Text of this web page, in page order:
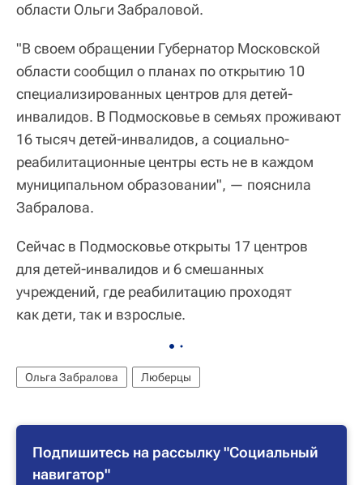
области Ольги Забраловой.
"В своем обращении Губернатор Московской
области сообщил о планах по открытию 10
специализированных центров для детей-
инвалидов. В Подмосковье в семьях проживают
16 тысяч детей-инвалидов, а социально-
реабилитационные центры есть не в каждом
муниципальном образовании", — пояснила
Забралова.
Сейчас в Подмосковье открыты 17 центров
для детей-инвалидов и 6 смешанных
учреждений, где реабилитацию проходят
как дети, так и взрослые.
Ольга Забралова Люберцы
Подпишитесь на рассылку "Социальный
навигатор"